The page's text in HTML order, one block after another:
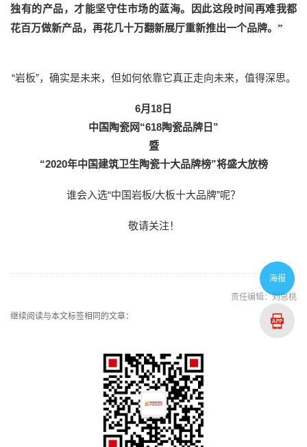
独有的产品，才能坚守住市场的蓝海。因此这段时间再难我都
花百万做新产品，再花几十万翻新展厅重新推出一个品牌。”
“岩板”，确实是未来，但如何依靠它真正走向未来，值得深思。
6月18日
中国陶瓷网“618陶瓷品牌日”
暨
“2020年中国建筑卫生陶瓷十大品牌榜”将盛大放榜
谁会入选“中国岩板/大板十大品牌”呢？
敬请关注！
责任编辑：刘思桃
继续阅读与本文标签相同的文章：
海报